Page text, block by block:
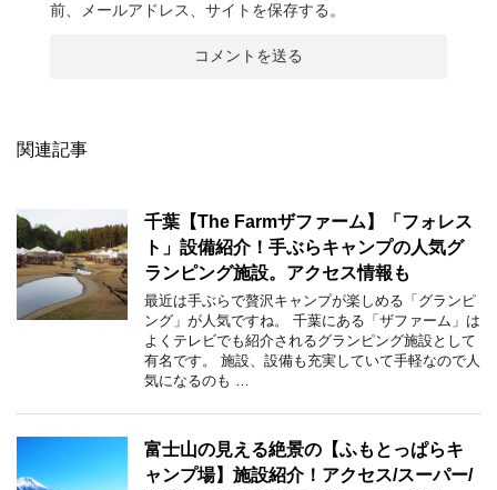
前、メールアドレス、サイトを保存する。
関連記事
千葉【The Farmザファーム】「フォレス
ト」設備紹介！手ぶらキャンプの人気グ
ランピング施設。アクセス情報も
最近は手ぶらで贅沢キャンプが楽しめる「グランピ
ング」が人気ですね。 千葉にある「ザファーム」は
よくテレビでも紹介されるグランピング施設として
有名です。 施設、設備も充実していて手軽なので人
気になるのも …
富士山の見える絶景の【ふもとっぱらキ
ャンプ場】施設紹介！アクセス/スーパー/